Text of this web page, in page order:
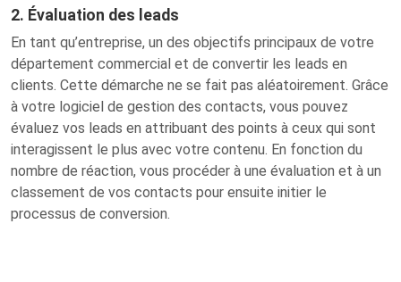
2. Évaluation des leads
En tant qu’entreprise, un des objectifs principaux de votre
département commercial et de convertir les leads en
clients. Cette démarche ne se fait pas aléatoirement. Grâce
à votre logiciel de gestion des contacts, vous pouvez
évaluez vos leads en attribuant des points à ceux qui sont
interagissent le plus avec votre contenu. En fonction du
nombre de réaction, vous procéder à une évaluation et à un
classement de vos contacts pour ensuite initier le
processus de conversion.